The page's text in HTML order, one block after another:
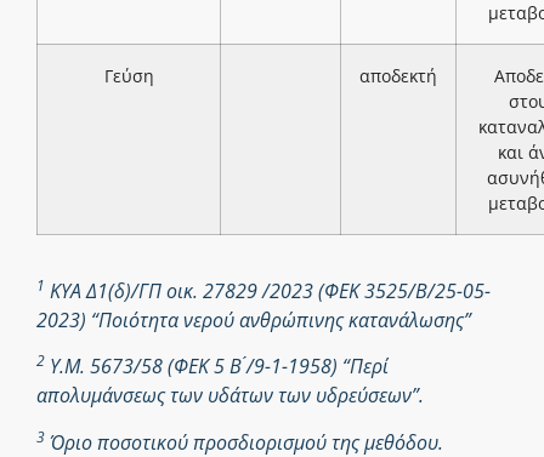
Γεύση αποδεκτή
και
1 ΚΥΑ Δ1(δ)/ΓΠ οικ. 27829 /2023 (ΦΕΚ 3525/Β/25-05-
2023) “Ποιότητα νερού ανθρώπινης κατανάλωσης”
2 Υ.Μ. 5673/58 (ΦΕΚ 5 Β ́/9-1-1958) “Περί
απολυμάνσεως των υδάτων των υδρεύσεων”.
3 Όριο ποσοτικού προσδιορισμού της μεθόδου.